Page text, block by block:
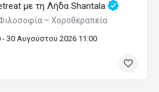
με τη Λήδα Shantala
– Χοροθεραπεία
30 Αυγούστου 2026 11:00